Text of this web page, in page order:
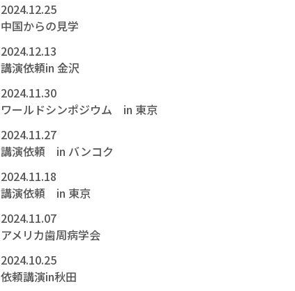
2024.12.25
中国からの見学
2024.12.13
講演依頼in 金沢
2024.11.30
ワールドシンポジウム in 東京
2024.11.27
講演依頼 in バンコク
2024.11.18
講演依頼 in 東京
2024.11.07
アメリカ歯周病学会
2024.10.25
依頼講演in秋田